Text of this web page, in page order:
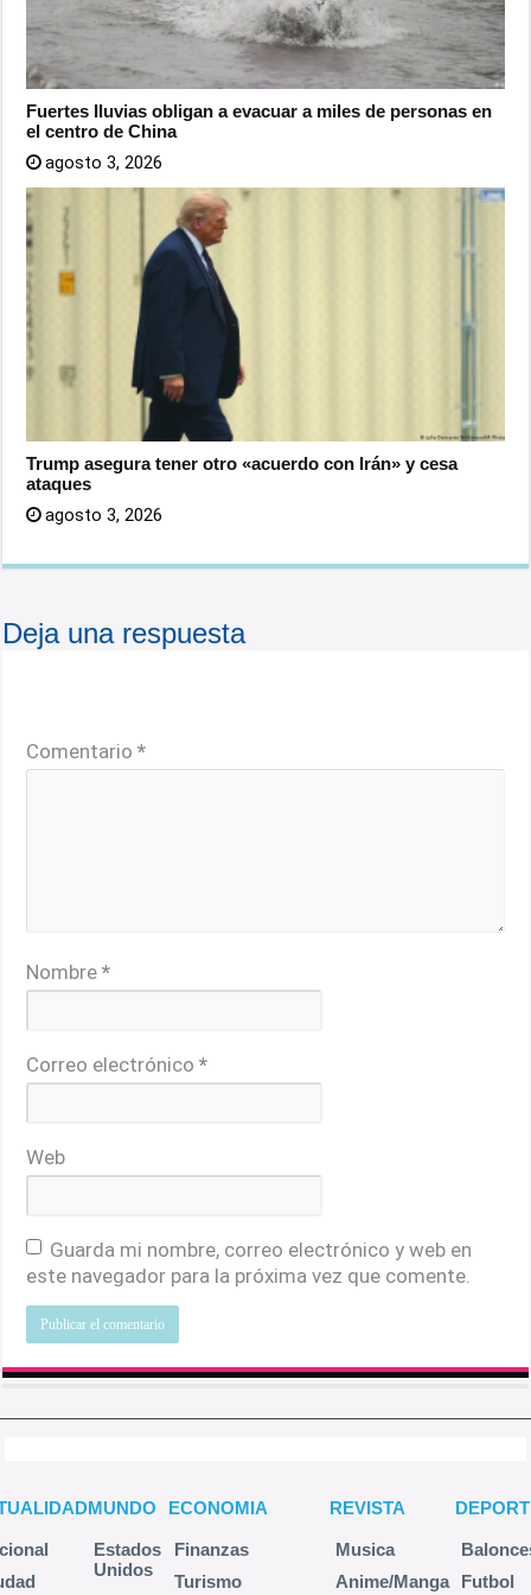
Fuertes lluvias obligan a evacuar a miles de personas en
el centro de China
agosto 3, 2026
Trump asegura tener otro «acuerdo con Irán» y cesa
ataques
agosto 3, 2026
Deja una respuesta
Comentario*
Nombre*
Correo electrónico*
Web
Guarda mi nombre, correo electrónico y web en
este navegador para la próxima vez que comente.
MUNDO
Estados
Unidos
ECONOMIA
Finanzas
Turismo
REVISTA
Musica
Anime/Manga
Futbol